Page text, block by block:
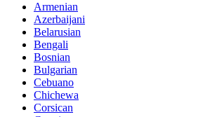
Armenian
Azerbaijani
Belarusian
Bengali
Bosnian
Bulgarian
Cebuano
Chichewa
Corsican